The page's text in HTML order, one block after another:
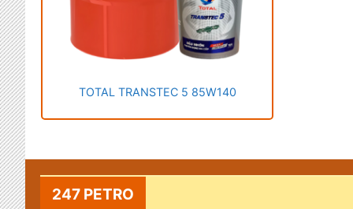
TOTAL TRANSTEC 5 85W140
247 PETRO